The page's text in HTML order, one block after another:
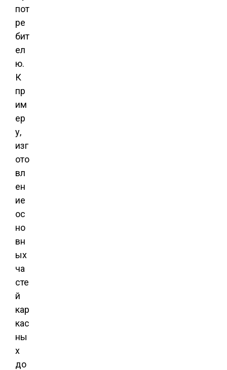
пот
ре
бит
ел
ю.
К
пр
им
ер
у,
изг
ото
вл
ен
ие
ос
но
вн
ых
ча
сте
й
кар
кас
ны
х
до